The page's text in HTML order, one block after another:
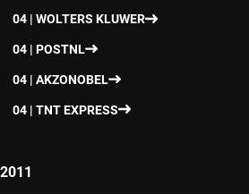
04 | WOLTERS KLUWER
04 | POSTNL
04 | AKZONOBEL
04 | TNT EXPRESS
2011